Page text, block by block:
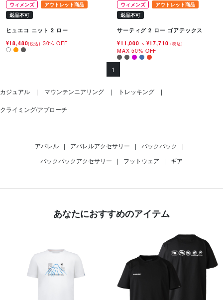
ウィメンズ
アウトレット商品
返品不可
ヒュエコ ニット 2 ロー
¥18,480(税込) 30% OFF
ウィメンズ
アウトレット商品
返品不可
サーティグ 2 ロー ゴアテックス
¥11,000 ~ ¥17,710(税込)
MAX 50% OFF
1
カジュアル マウンテンニアリング トレッキング
クライミング/アプローチ
アパレル | アパレルアクセサリー | バックパック
|
バックパックアクセサリー
| フットウェア | ギア
あなたにおすすめのアイテム